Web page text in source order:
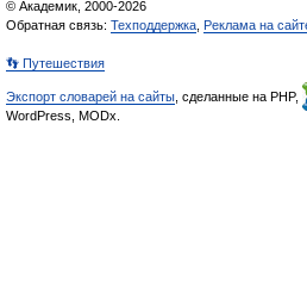
© Академик, 2000-2026
Обратная связь: Техподдержка Реклама на
👣 Путешествия
Экспорт словарей на сайты , сделанные на PHP,
WordPress, MODx.